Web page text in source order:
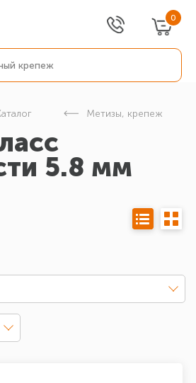
0
Метизы, крепеж
5.8 мм